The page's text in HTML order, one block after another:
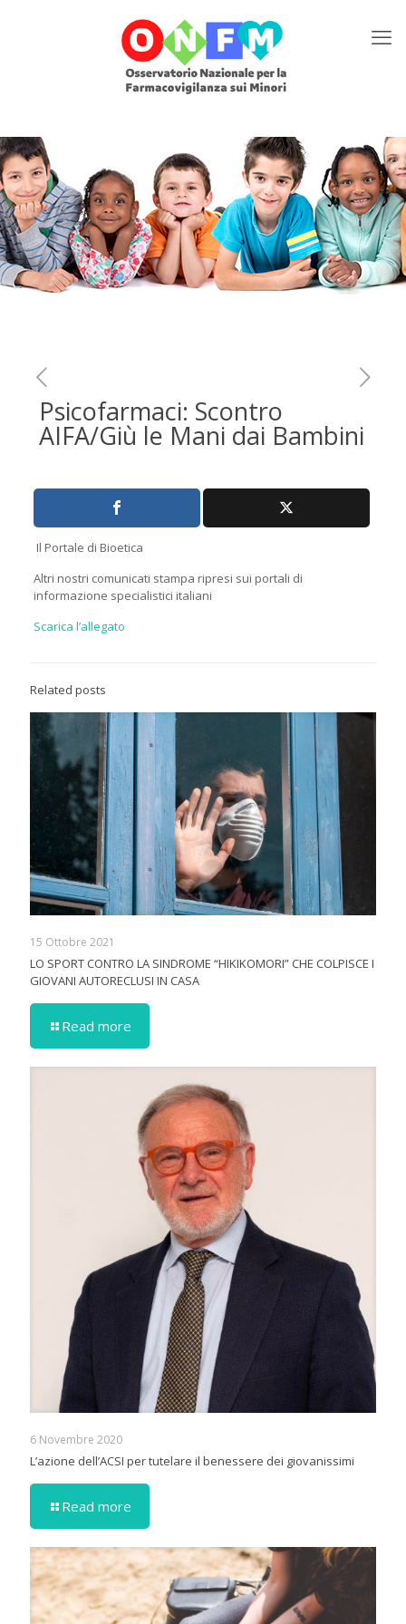
Psicofarmaci: Scontro
AIFA/Giù le Mani dai Bambini
Il Portale di Bioetica
Altri nostri comunicati stampa ripresi sui portali di
informazione specialistici italiani
Scarica l’allegato
Related posts
15 Ottobre 2021
LO SPORT CONTRO LA SINDROME “HIKIKOMORI” CHE COLPISCE I
GIOVANI AUTORECLUSI IN CASA
Read more
6 Novembre 2020
L’azione dell’ACSI per tutelare il benessere dei giovanissimi
Read more